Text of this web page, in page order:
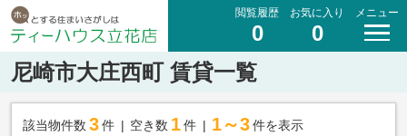
閲覧履歴
0
お気に入り
0
メニュー
尼崎市大庄西町 賃貸一覧
該当物件数 3件 空き数 1 件 1～3 件を表示